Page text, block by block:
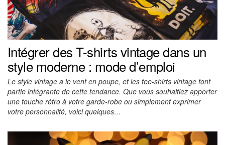
Intégrer des T-shirts vintage dans un
style moderne : mode d’emploi
Le style vintage a le vent en poupe, et les tee-shirts vintage font
partie intégrante de cette tendance. Que vous souhaitiez apporter
une touche rétro à votre garde-robe ou simplement exprimer
votre personnalité, voici quelques…